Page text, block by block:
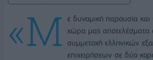
«Μ
ε δυναμική παρουσία και
χώρα μας αποτελέσματα
συμμετοχή ελληνικών
επιχειρήσεων σε δύο